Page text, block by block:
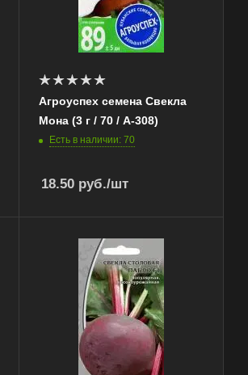
Агроуспех семена Свекла
Мона (3 г / 70 / А-308)
Есть в наличии: 70
18.50 руб./шт